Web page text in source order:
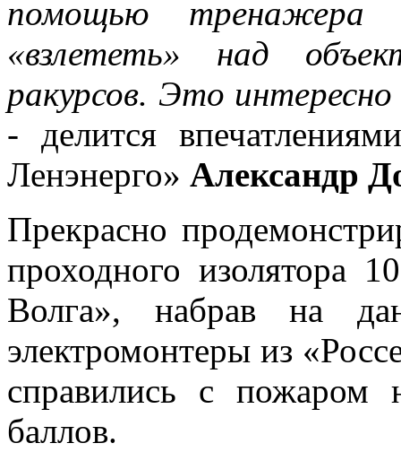
помощью тренажера
«взлететь» над
ракурсов. Это
- делится
Ленэнерго» Александр
Прекрасно
проходного изолятора
Волга», набрав на
электромонтеры из
справились с
баллов.